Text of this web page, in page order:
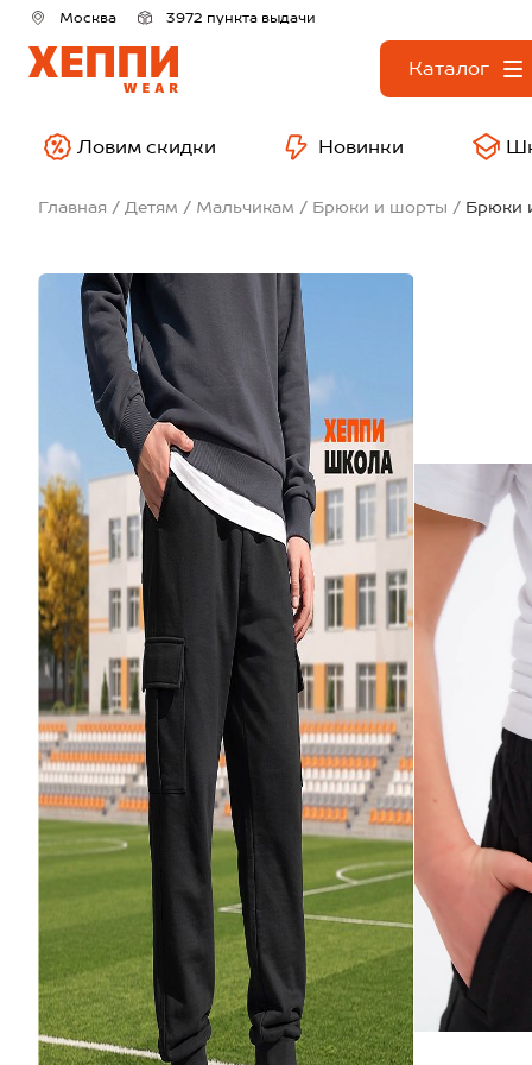
Москва 3972 пункта выдачи
Каталог
Ловим скидки Новинки
Главная Детям Мальчикам Брюки и шорты Брюки